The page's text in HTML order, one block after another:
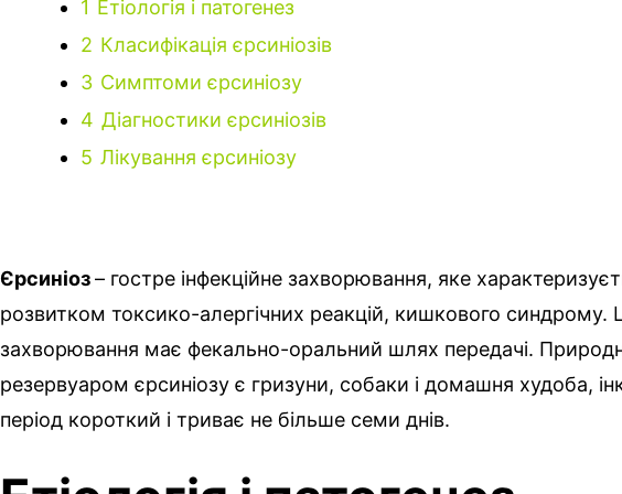
1
Етіологія і патогенез
2 Класифікація єрсиніозів
3 Симптоми єрсиніозу
4 Діагностики єрсиніозів
5 Лікування єрсиніозу
Єрсиніоз– гостре інфекційне захворювання, яке
розвитком токсико-алергічних реакцій, кишкового синдрому.
захворювання має фекально-оральний шлях передачі.
резервуаром єрсиніозу є гризуни, собаки і домашня худоба,
період короткий і триває не більше семи днів.